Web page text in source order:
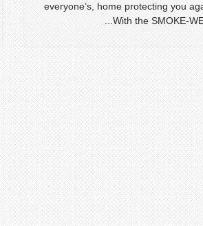
everyone’s, home protecting you
With the SMOKE-